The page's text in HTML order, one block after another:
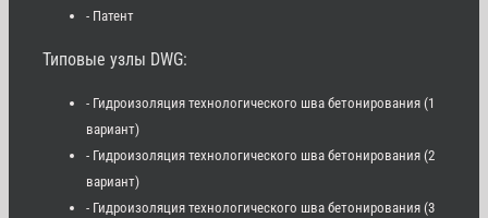
- Патент
Типовые узлы DWG:
- Гидроизоляция технологического шва бетонирования (1
вариант)
- Гидроизоляция технологического шва бетонирования (2
вариант)
- Гидроизоляция технологического шва бетонирования (3